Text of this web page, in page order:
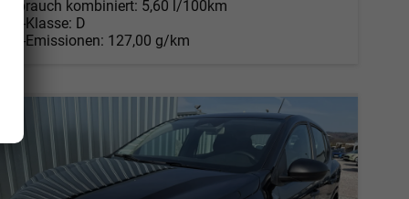
Verbrauch kombiniert: 5,60 l/100km
-Klasse: D
-Emissionen: 127,00 g/km